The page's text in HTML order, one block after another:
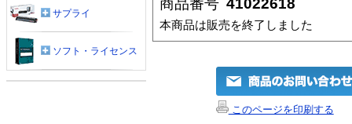
商品番号 41022618
本商品は販売を終了しました
このページを印刷する
サプライ
ソフト・ライセンス